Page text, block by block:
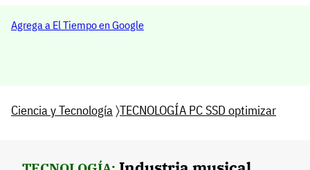
Agrega a El Tiempo en Google
Ciencia y Tecnología〉TECNOLOGÍA PC SSD optimizar